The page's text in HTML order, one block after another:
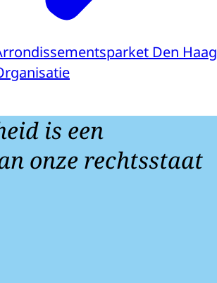
Den Haag
is een
onze rechtsstaat